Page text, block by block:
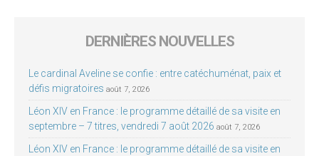
DERNIÈRES NOUVELLES
Le cardinal Aveline se confie : entre catéchuménat, paix et
défis migratoires août 7, 2026
Léon XIV en France : le programme détaillé de sa visite en
septembre – 7 titres, vendredi 7 août 2026 août 7, 2026
Léon XIV en France : le programme détaillé de sa visite en